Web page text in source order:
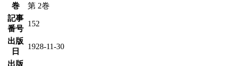
巻
第 2巻
記事
番号
152
出版
日
1928-11-30
出版